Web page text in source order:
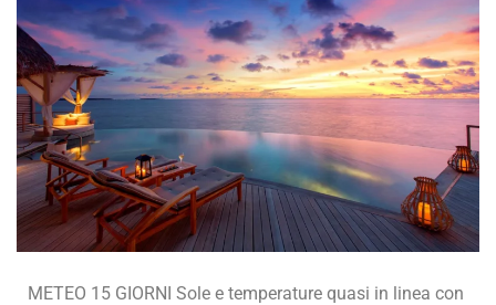
METEO 15 GIORNI Sole e temperature quasi in linea con